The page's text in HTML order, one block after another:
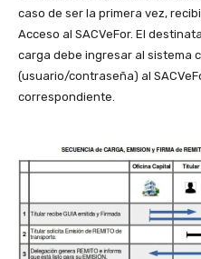
caso de ser la primera vez,
Acceso al SACVeFor. El
carga debe ingresar al sistema
(usuario/contraseña) al
correspondiente.